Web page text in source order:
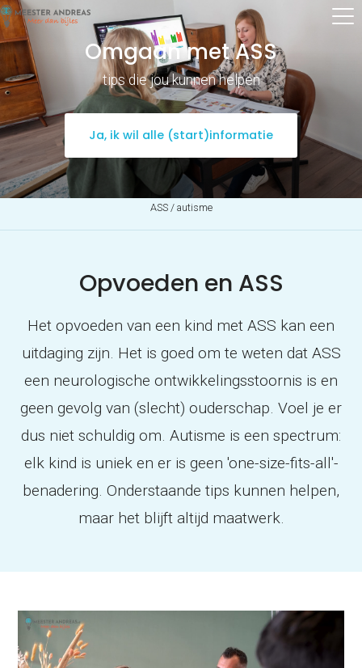
Omgaan met ASS
tips die jou kunnen helpen
Ja, ik wil alle (start)informatie
ASS / autisme
Opvoeden en ASS
Het opvoeden van een kind met ASS kan een
uitdaging zijn. Het is goed om te weten dat ASS
een neurologische ontwikkelingsstoornis is en
geen gevolg van (slecht) ouderschap. Voel je er
dus niet schuldig om. Autisme is een spectrum:
elk kind is uniek en er is geen 'one-size-fits-all'-
benadering. Onderstaande tips kunnen helpen,
maar het blijft altijd maatwerk.